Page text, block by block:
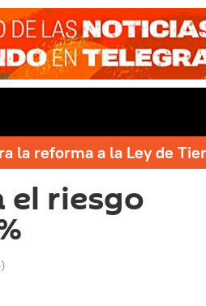
la reforma a la Ley de
el riesgo
)